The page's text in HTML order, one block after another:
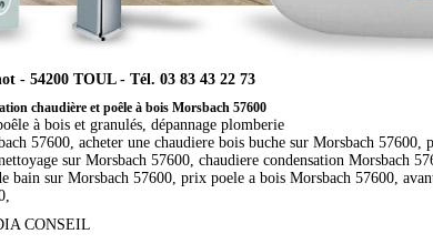
- 54200 TOUL - Tél. 03 83 43 22 73
chaudière et poêle à bois Morsbach 57600
à bois et granulés, dépannage plomberie
57600, acheter une chaudiere bois buche sur Morsbach 57600,
sur Morsbach 57600, chaudiere condensation Morsbach
sur Morsbach 57600, prix poele a bois Morsbach 57600,
CONSEIL